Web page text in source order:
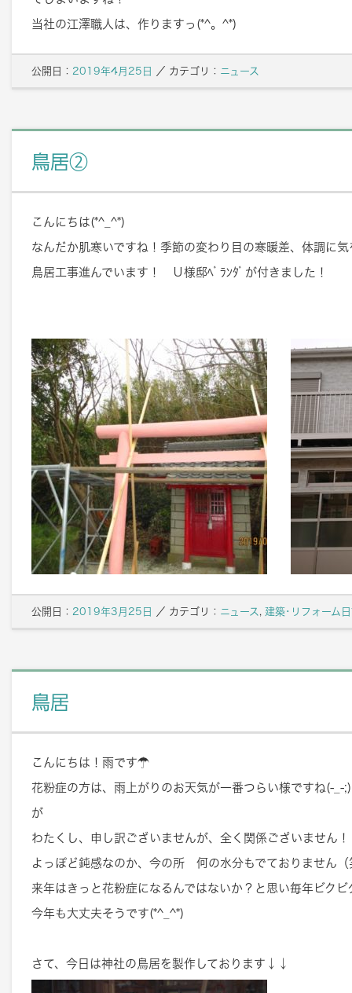
当社の江澤職人は、作りますっ(*^。^*)
公開日： 2019年4月25日 ／ カテゴリ： ニュース
鳥居②
こんにちは(*^_^*)
なんだか肌寒いですね！季節の変わり目の寒暖差、体調に
鳥居工事進んでいます！ Ｕ様邸ﾍﾞﾗﾝﾀﾞが付きました！
公開日： 2019年3月25日 ／ カテゴリ： ニュース , 建築･リフォーム
鳥居
こんにちは！雨です☂
花粉症の方は、雨上がりのお天気が一番つらい様ですね(-_-;)
が
わたくし、申し訳ございませんが、全く関係ございません！
よっぽど鈍感なのか、今の所 何の水分もでておりません（
来年はきっと花粉症になるんではないか？と思い毎年ビクビ
今年も大丈夫そうです(*^_^*)
さて、今日は神社の鳥居を製作しております↓↓